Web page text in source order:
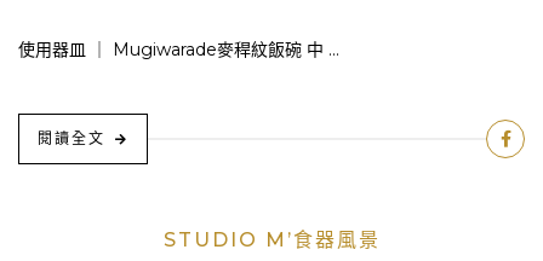
使用器皿 ｜ Mugiwarade麥稈紋飯碗 中 ...
閱讀全文
STUDIO M’食器風景